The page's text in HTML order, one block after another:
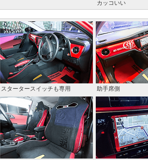
カッコいい
スタータースイッチも専用 助手席側